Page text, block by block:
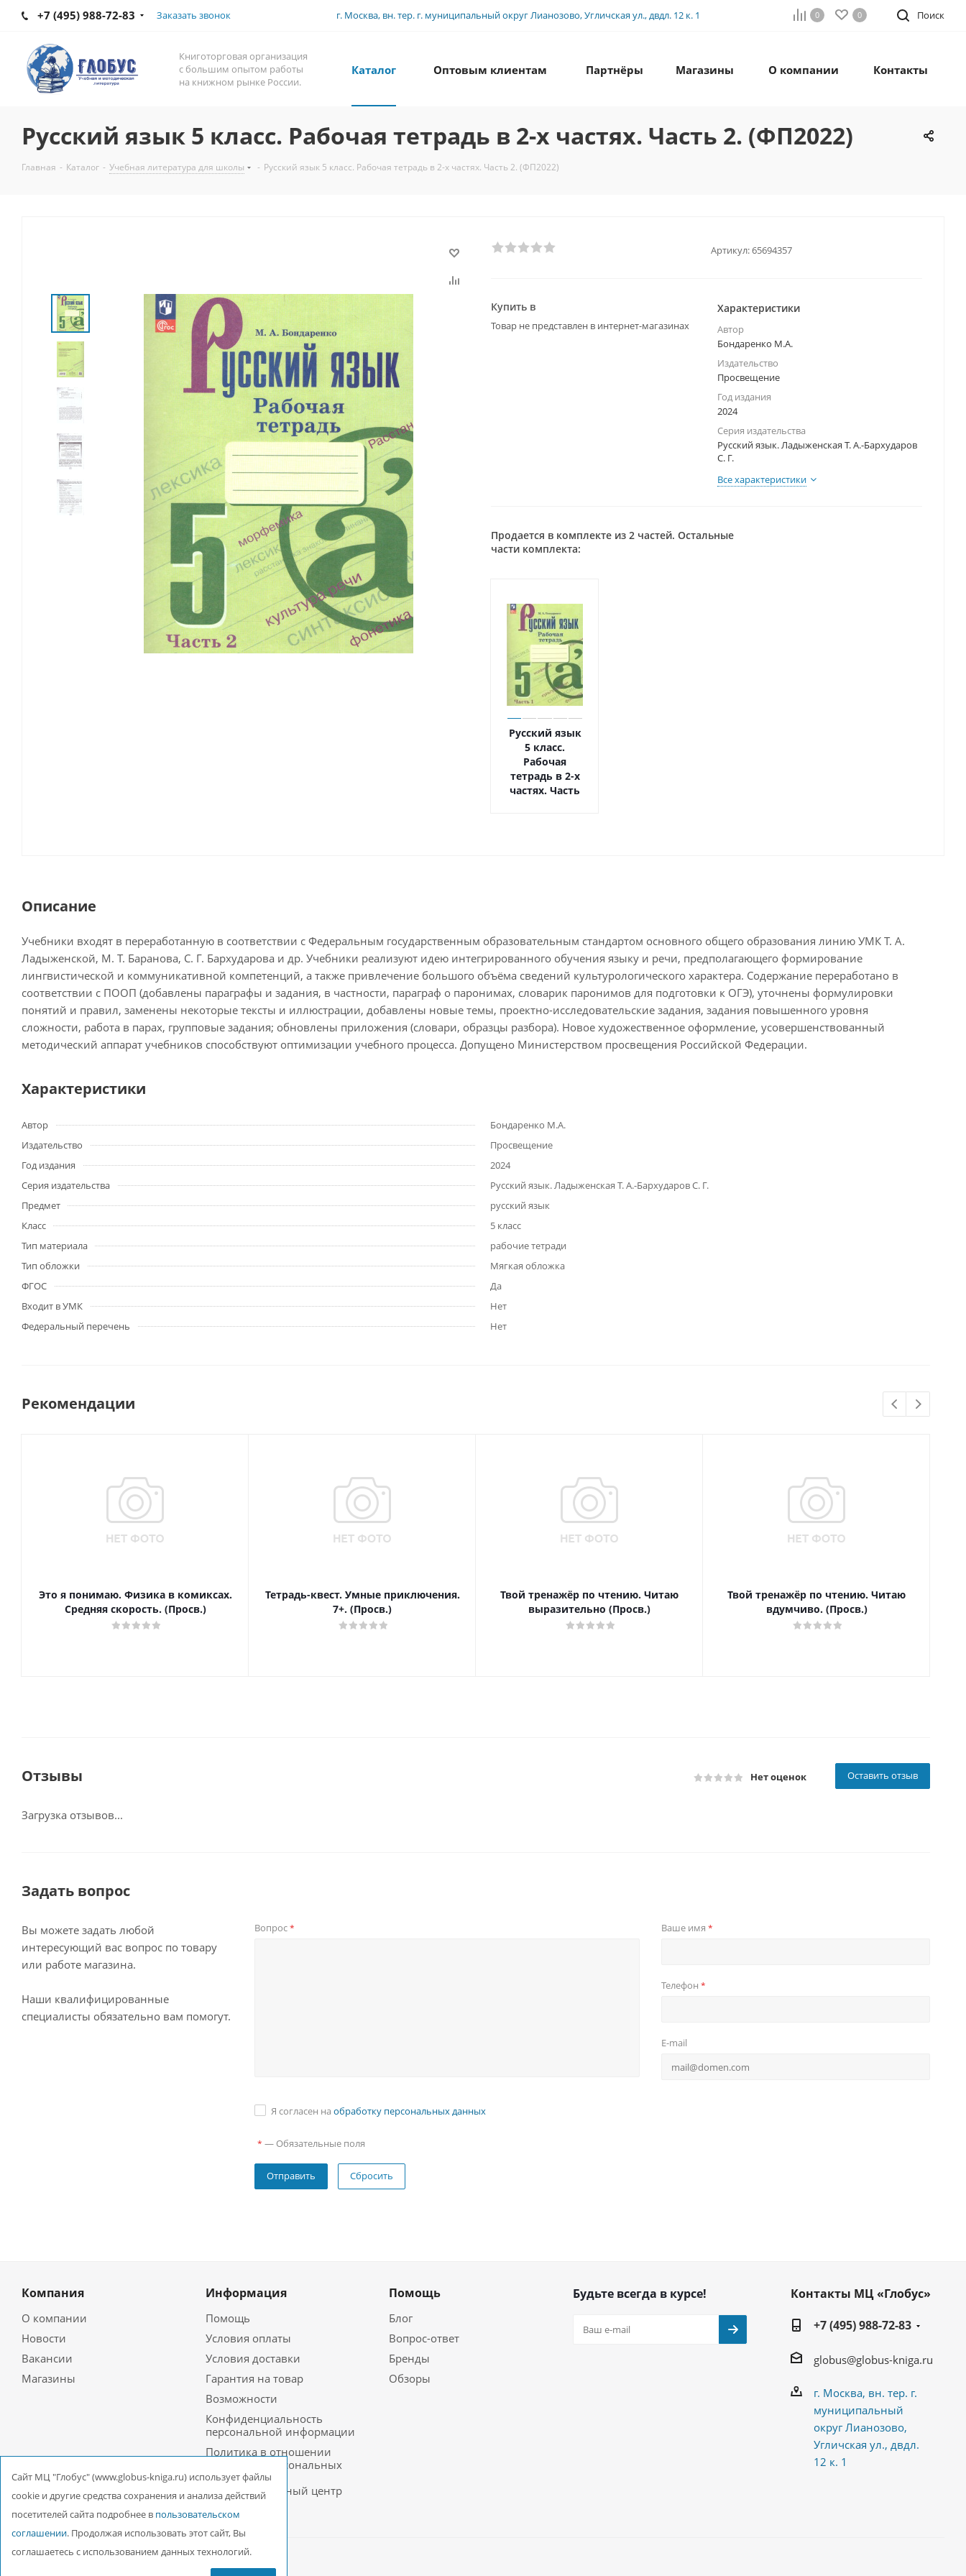
+7 (495) 988-72-83 Заказать звонок г. Москва, вн. тер. г. муниципальный округ Лианозово, Угличская ул., двдл. 12 к. 1 Поиск
0 0
Книготорговая организация
с большим опытом работы
на книжном рынке России.
Каталог Оптовым клиентам Партнёры Магазины О компании Контакты
Русский язык 5 класс. Рабочая тетрадь в 2-х частях. Часть 2. (ФП2022)
Главная - Каталог - Учебная литература для школы - Русский язык 5 класс. Рабочая тетрадь в 2-х частях. Часть 2. (ФП2022)
Артикул:65694357
Купить в
Товар не представлен в интернет-магазинах
Характеристики
Автор
Бондаренко М.А.
Издательство
Просвещение
Год издания
2024
Серия издательства
Русский язык. Ладыженская Т. А.-Бархударов
С. Г.
Все характеристики
Продается в комплекте из 2 частей. Остальные
части комплекта:
Русский язык
5 класс.
Рабочая
тетрадь в 2-х
частях. Часть
Описание
Учебники входят в переработанную в соответствии с Федеральным государственным образовательным стандартом основного общего образования линию УМК Т. А.
Ладыженской, М. Т. Баранова, С. Г. Бархударова и др. Учебники реализуют идею интегрированного обучения языку и речи, предполагающего формирование
лингвистической и коммуникативной компетенций, а также привлечение большого объёма сведений культурологического характера. Содержание переработано в
соответствии с ПООП (добавлены параграфы и задания, в частности, параграф о паронимах, словарик паронимов для подготовки к ОГЭ), уточнены формулировки
понятий и правил, заменены некоторые тексты и иллюстрации, добавлены новые темы, проектно-исследовательские задания, задания повышенного уровня
сложности, работа в парах, групповые задания; обновлены приложения (словари, образцы разбора). Новое художественное оформление, усовершенствованный
методический аппарат учебников способствуют оптимизации учебного процесса. Допущено Министерством просвещения Российской Федерации.
Характеристики
Автор
Бондаренко М.А.
Издательство
Просвещение
Год издания
2024
Серия издательства
Русский язык. Ладыженская Т. А.-Бархударов С. Г.
Предмет
русский язык
Класс
5 класс
Тип материала
рабочие тетради
Тип обложки
Мягкая обложка
ФГОС
Да
Входит в УМК
Нет
Федеральный перечень
Нет
Рекомендации
Это я понимаю. Физика в комиксах.
Средняя скорость. (Просв.)
Тетрадь-квест. Умные приключения.
7+. (Просв.)
Твой тренажёр по чтению. Читаю
выразительно (Просв.)
Твой тренажёр по чтению. Читаю
вдумчиво. (Просв.)
Отзывы Нет оценок Оставить отзыв
Загрузка отзывов...
Задать вопрос
Вы можете задать любой
интересующий вас вопрос по товару
или работе магазина.
Наши квалифицированные
специалисты обязательно вам помогут.
Вопрос* Ваше имя *
Телефон *
E-mail
Я согласен на обработку персональных данных
* — Обязательные поля
Сбросить
Компания
О компании
Новости
Вакансии
Магазины
Информация
Помощь
Условия оплаты
Условия доставки
Гарантия на товар
Возможности
Конфиденциальность
персональной информации
Политика в отношении
обработки персональных
данных в ООО
Межрегиональный центр
«Глобус»
Помощь
Блог
Вопрос-ответ
Бренды
Обзоры
Будьте всегда в курсе!
Контакты МЦ «Глобус»
+7 (495) 988-72-83
globus@globus-kniga.ru
г. Москва, вн. тер. г.
муниципальный
округ Лианозово,
Угличская ул., двдл.
12 к. 1
2026 © ООО Межрегиональный Центр «Глобус»
Cайт МЦ "Глобус" (www.globus-kniga.ru) использует файлы
cookie и другие средства сохранения и анализа действий
посетителей сайта подробнее в пользовательском
соглашении. Продолжая использовать этот сайт, Вы
соглашаетесь с использованием данных технологий.